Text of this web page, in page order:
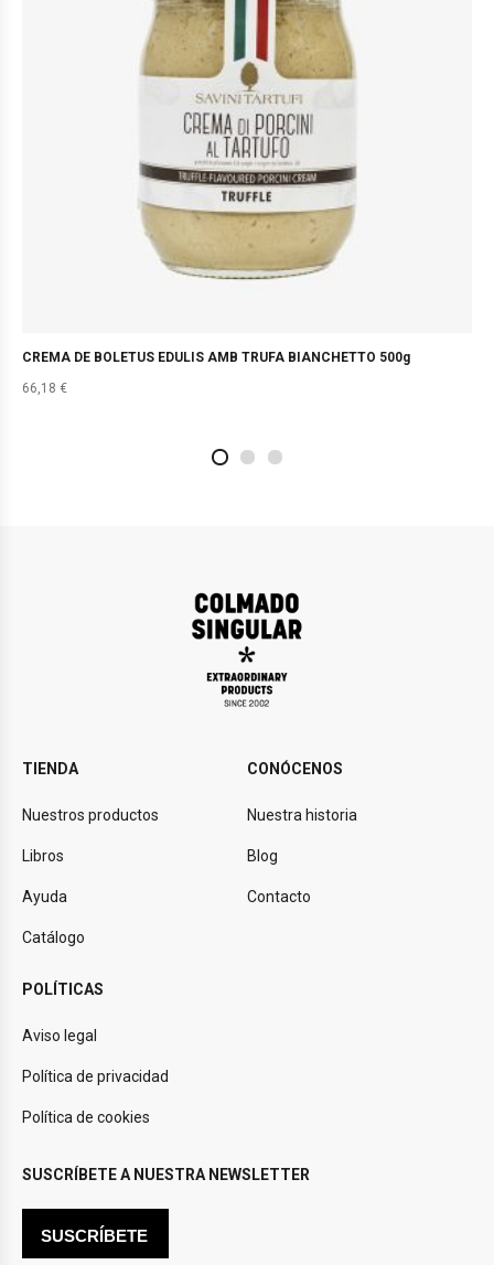
CREMA DE BOLETUS EDULIS AMB TRUFA BIANCHETTO 500g
66,18 €
TIENDA
Nuestros productos
Libros
Ayuda
Catálogo
CONÓCENOS
Nuestra historia
Blog
Contacto
POLÍTICAS
Aviso legal
Política de privacidad
Política de cookies
SUSCRÍBETE A NUESTRA NEWSLETTER
SUSCRÍBETE